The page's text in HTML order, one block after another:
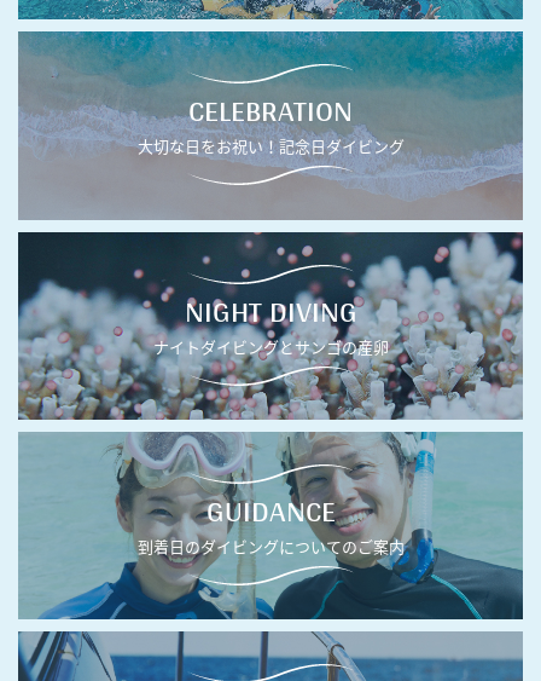
CELEBRATION
大切な日をお祝い！記念日ダイビング
NIGHT DIVING
ナイトダイビングとサンゴの産卵
GUIDANCE
到着日のダイビングについてのご案内